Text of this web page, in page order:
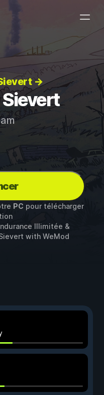
→
PC pour télécharger
Illimitée &
with WeMod